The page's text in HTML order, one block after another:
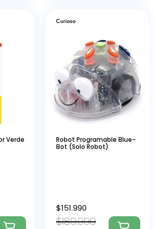
Verde
Curioso
Robot Programable Blue-
Bot (Solo Robot)
$189.990
$151.990